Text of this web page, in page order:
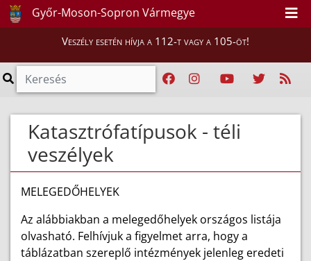
Győr-Moson-Sopron Vármegye
Veszély esetén hívja a 112-t vagy a 105-öt!
Katasztrófatípusok - téli
veszélyek
MELEGEDŐHELYEK
Az alábbiakban a melegedőhelyek országos listája
olvasható. Felhívjuk a figyelmet arra, hogy a
táblázatban szereplő intézmények jelenleg eredeti